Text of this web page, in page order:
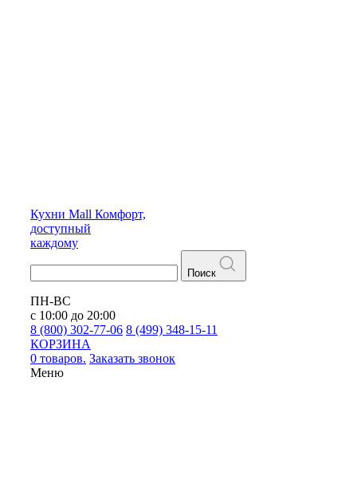
Кухни Mall Комфорт,
доступный
каждому
Поиск
ПН-ВС
с 10:00 до 20:00
8 (800) 302-77-06 8 (499) 348-15-11
КОРЗИНА
0 товаров. Заказать звонок
Меню